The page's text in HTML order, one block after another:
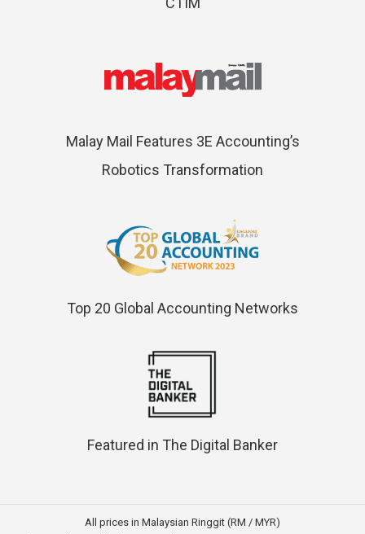
Malay Mail Features 3E Accounting’s
Robotics Transformation
Top 20 Global Accounting Networks
Featured in The Digital Banker
All prices in Malaysian Ringgit (RM / MYR)